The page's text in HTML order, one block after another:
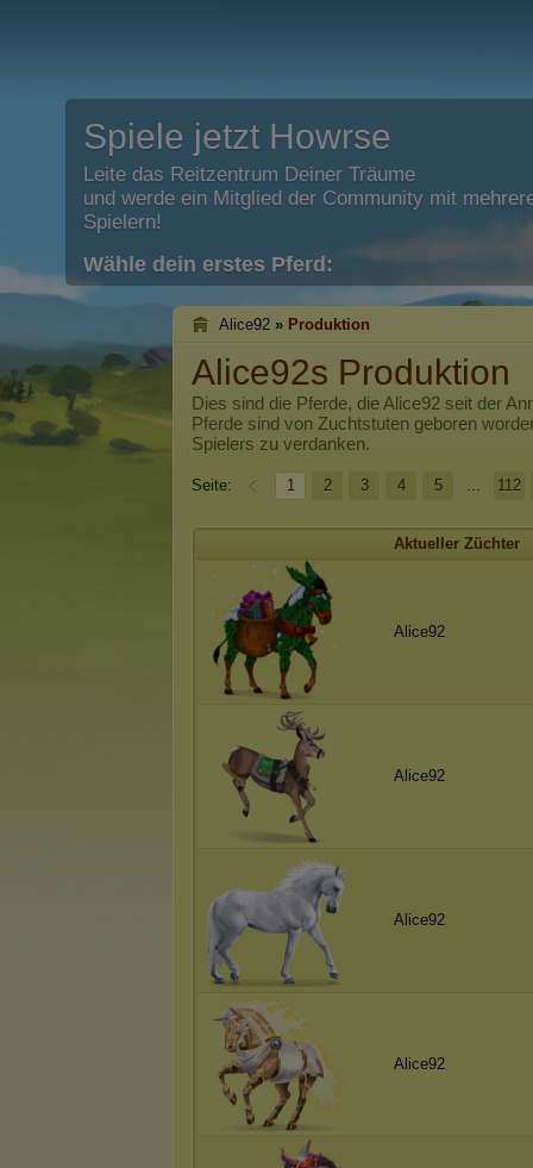
Spiele jetzt Howrse
Leite das Reitzentrum Deiner Träume
und werde ein Mitglied der Community mit
Spielern!
Wähle dein erstes Pferd:
Alice92 » Produktion
Alice92s Produktion
Dies sind die Pferde, dieAlice92 seit der
Pferde sind von Zuchtstuten geboren
Spielers zu verdanken.
Seite: 1 2 3 4 5 ... 112
Aktueller Züchter
Alice92
Alice92
Alice92
Alice92